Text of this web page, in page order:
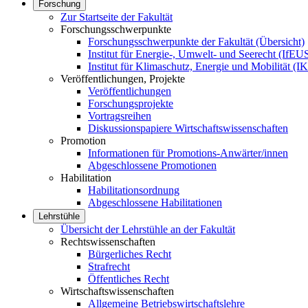
Forschung
Zur Startseite der Fakultät
Forschungsschwerpunkte
Forschungsschwerpunkte der Fakultät (Übersicht)
Institut für Energie-, Umwelt- und Seerecht
Institut für Klimaschutz, Energie und Mobilität
Veröffentlichungen, Projekte
Veröffentlichungen
Forschungsprojekte
Vortragsreihen
Diskussionspapiere Wirtschaftswissenschaften
Promotion
Informationen für Promotions-Anwärter/innen
Abgeschlossene Promotionen
Habilitation
Habilitationsordnung
Abgeschlossene Habilitationen
Lehrstühle
Übersicht der Lehrstühle an der Fakultät
Rechtswissenschaften
Bürgerliches Recht
Strafrecht
Öffentliches Recht
Wirtschaftswissenschaften
Allgemeine Betriebswirtschaftslehre